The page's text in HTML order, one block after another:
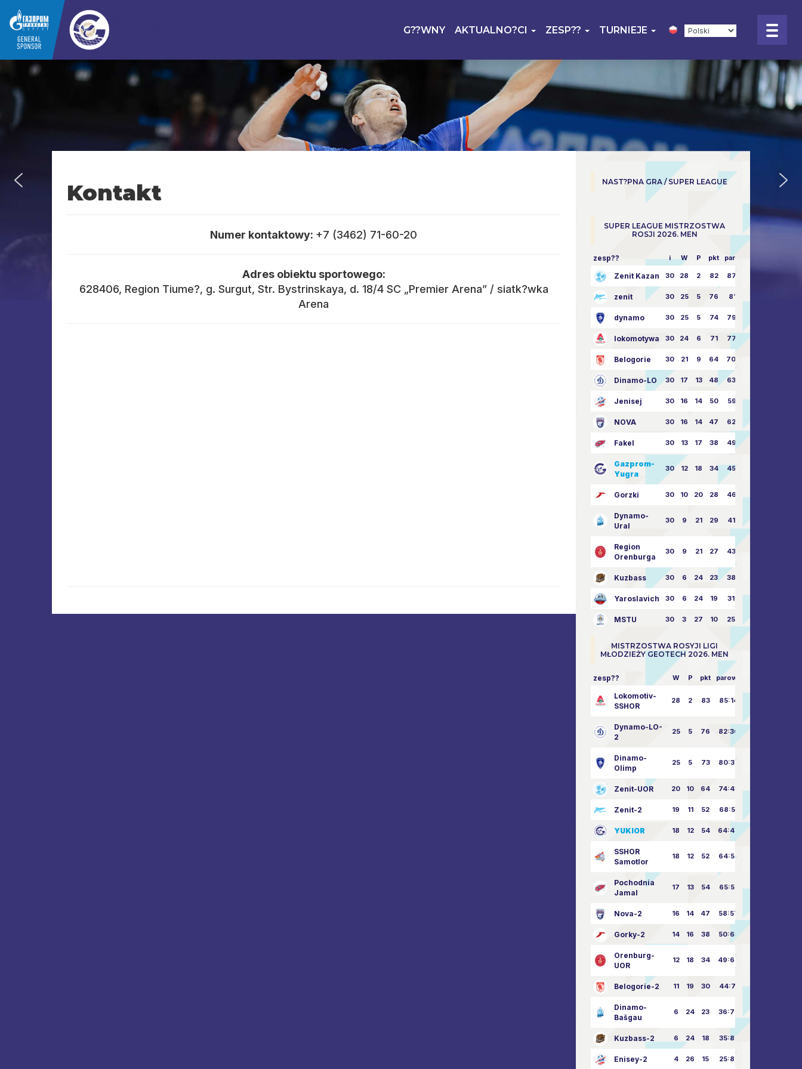
G??WNY AKTUALNO?CI ZESP?? TURNIEJE
Kontakt
Numer kontaktowy: +7 (3462) 71-60-20
Adres obiektu sportowego:
628406, Region Tiume?, g. Surgut, Str. Bystrinskaya, d. 18/4 SC „Premier Arena” / siatk?wka
Arena
NAST?PNA GRA / SUPER LEAGUE
SUPER LEAGUE MISTRZOSTWA
ROSJI 2026. MEN
zesp?? i W P pkt parowy
Zenit Kazan 30 28 2 82 87:24
zenit 30 25 5 76 81:21
dynamo 30 25 5 74 79:26
lokomotywa 30 24 6 71 77:33
Belogorie 30 21 9 64 70:40
Dinamo-LO 30 17 13 48 63:57
Jenisej 30 16 14 50 59:53
NOVA 30 16 14 47 62:58
Fakel 30 13 17 38 49:62
Gazprom-
Yugra
30 12 18 34 45:63
Gorzki 30 10 20 28 46:73
Dynamo-
Ural
30 9 21 29 41:70
Region
Orenburga
30 9 21 27 43:73
Kuzbass 30 6 24 23 38:76
Yaroslavich 30 6 24 19 31:80
MSTU 30 3 27 10 25:87
MISTRZOSTWA ROSYJI LIGI
MŁODZIEŻY GEOTECH 2026. MEN
zesp?? W P pkt parowy
Lokomotiv-
SSHOR
28 2 83 85:14
Dynamo-LO-
2
25 5 76 82:30
Dinamo-
Olimp
25 5 73 80:32
Zenit-UOR 20 10 64 74:43
Zenit-2 19 11 52 68:51
YUKIOR 18 12 54 64:46
SSHOR
Samotlor
18 12 52 64:50
Pochodnia
Jamal
17 13 54 65:52
Nova-2 16 14 47 58:57
Gorky-2 14 16 38 50:63
Orenburg-
UOR
12 18 34 49:67
Belogorie-2 11 19 30 44:71
Dinamo-
Bašgau
6 24 23 36:75
Kuzbass-2 6 24 18 35:82
Enisey-2 4 26 15 25:82